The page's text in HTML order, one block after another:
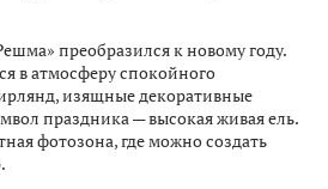
преобразился к новому году.
в атмосферу спокойного
изящные декоративные
праздника — высокая живая ель.
фотозона, где можно создать